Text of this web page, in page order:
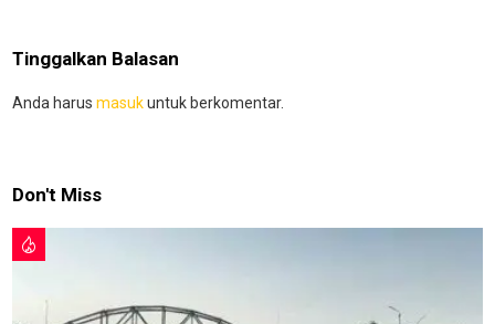
Tinggalkan Balasan
Anda harus masukuntuk berkomentar.
Don't Miss